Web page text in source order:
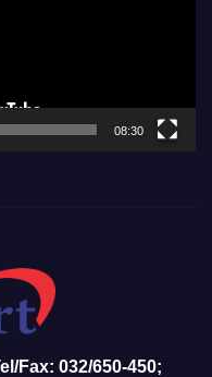
08:30
Fax: 032/650-450;